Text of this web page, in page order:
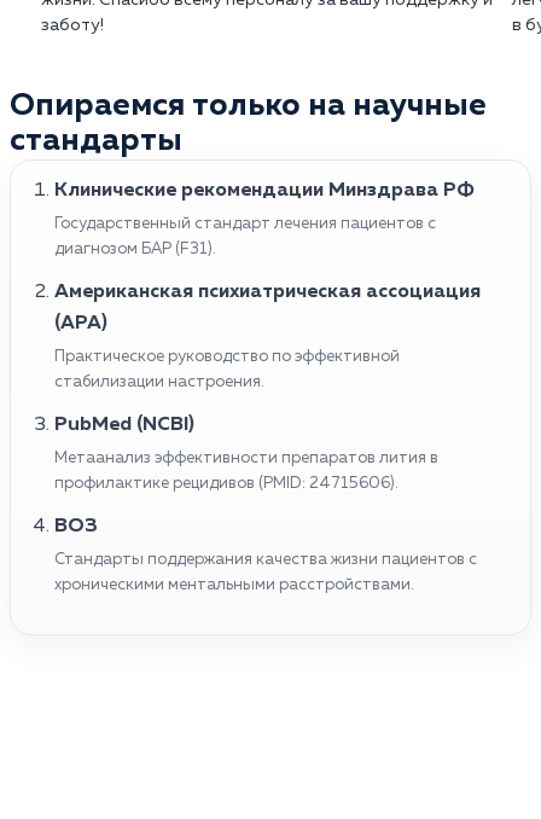
заботу!
в
Опираемся только на научные
стандарты
Клинические рекомендации Минздрава РФ
Государственный стандарт лечения пациентов с
диагнозом БАР (F31).
Американская психиатрическая ассоциация
(APA)
Практическое руководство по эффективной
стабилизации настроения.
PubMed (NCBI)
Метаанализ эффективности препаратов лития в
профилактике рецидивов (PMID: 24715606).
ВОЗ
Стандарты поддержания качества жизни пациентов с
хроническими ментальными расстройствами.